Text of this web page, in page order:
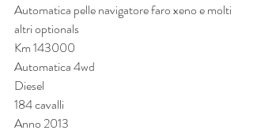
Automatica pelle navigatore faro xeno e molti
altri optionals
Km 143000
Automatica 4wd
Diesel
184 cavalli
Anno 2013